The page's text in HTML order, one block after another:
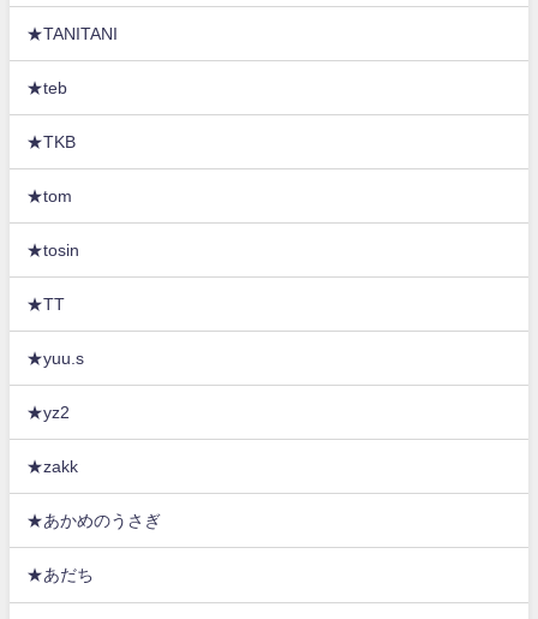
★TANITANI
★teb
★TKB
★tom
★tosin
★TT
★yuu.s
★yz2
★zakk
★あかめのうさぎ
★あだち